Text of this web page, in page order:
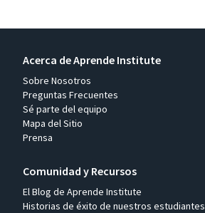
Acerca de Aprende Institute
Sobre Nosotros
Preguntas Frecuentes
Sé parte del equipo
Mapa del Sitio
Prensa
Comunidad y Recursos
El Blog de Aprende Institute
Historias de éxito de nuestros estudiantes